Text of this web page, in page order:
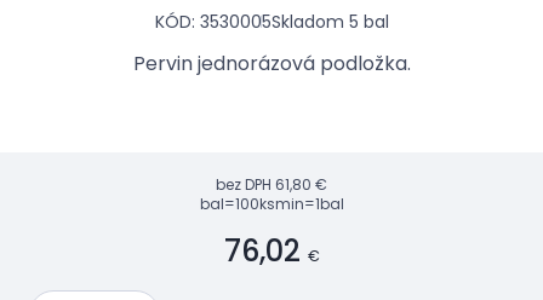
KÓD: 3530005Skladom 5 bal
Pervin jednorázová podložka.
bez DPH 61,80 €
bal=100ksmin=1bal
76,02 €